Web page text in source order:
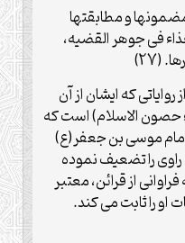
و مطابقتها
فی جوهر القضیه،
(27)
که ایشان از آن
حصون الاسلام) است که
امام موسی بن جعفر(ع)
را تضعیف نموده
از قرائن، معتبر
او را ثابت می کند.